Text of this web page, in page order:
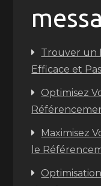
Trouver un
Efficace et
Optimisez
Maximisez
le